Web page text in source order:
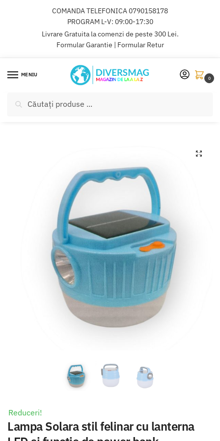
COMANDA TELEFONICA0790158178
PROGRAM L-V: 09:00-17:30
Livrare Gratuita la comenzi de peste 300 Lei.
Formular Garantie
Formular Retur
MENIU
după:
0
🔍
Reduceri!
Lampa Solara stil felinar cu lanterna